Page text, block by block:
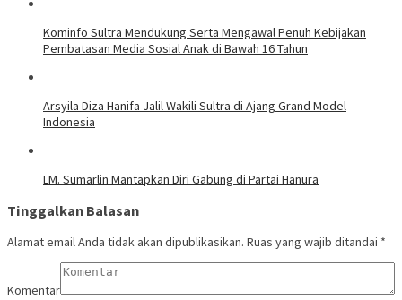
Kominfo Sultra Mendukung Serta Mengawal Penuh Kebijakan
Pembatasan Media Sosial Anak di Bawah 16 Tahun
Arsyila Diza Hanifa Jalil Wakili Sultra di Ajang Grand Model
Indonesia
LM. Sumarlin Mantapkan Diri Gabung di Partai Hanura
Tinggalkan Balasan
Alamat email Anda tidak akan dipublikasikan. Ruas yang wajib ditandai *
Komentar